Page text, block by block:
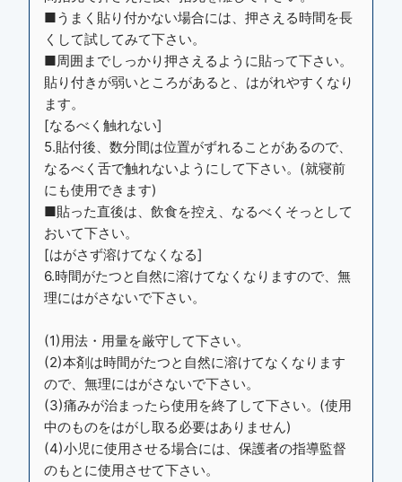
■うまく貼り付かない場合には、押さえる時間を長
くして試してみて下さい。
■周囲までしっかり押さえるように貼って下さい。
貼り付きが弱いところがあると、はがれやすくなり
ます。
[なるべく触れない]
5.貼付後、数分間は位置がずれることがあるので、
なるべく舌で触れないようにして下さい。(就寝前
にも使用できます)
■貼った直後は、飲食を控え、なるべくそっとして
おいて下さい。
[はがさず溶けてなくなる]
6.時間がたつと自然に溶けてなくなりますので、無
理にはがさないで下さい。
(1)用法・用量を厳守して下さい。
(2)本剤は時間がたつと自然に溶けてなくなります
ので、無理にはがさないで下さい。
(3)痛みが治まったら使用を終了して下さい。(使用
中のものをはがし取る必要はありません)
(4)小児に使用させる場合には、保護者の指導監督
のもとに使用させて下さい。